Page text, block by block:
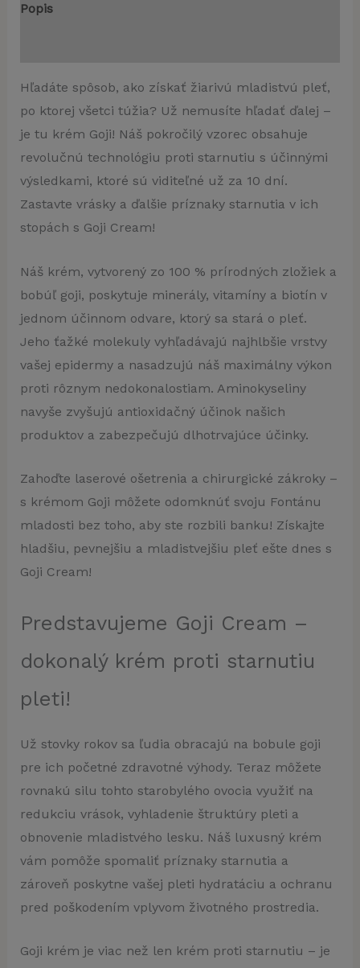
Popis
Hľadáte spôsob, ako získať žiarivú mladistvú pleť,
po ktorej všetci túžia? Už nemusíte hľadať ďalej –
je tu krém Goji! Náš pokročilý vzorec obsahuje
revolučnú technológiu proti starnutiu s účinnými
výsledkami, ktoré sú viditeľné už za 10 dní.
Zastavte vrásky a ďalšie príznaky starnutia v ich
stopách s Goji Cream!
Náš krém, vytvorený zo 100 % prírodných zložiek a
bobúľ goji, poskytuje minerály, vitamíny a biotín v
jednom účinnom odvare, ktorý sa stará o pleť.
Jeho ťažké molekuly vyhľadávajú najhlbšie vrstvy
vašej epidermy a nasadzujú náš maximálny výkon
proti rôznym nedokonalostiam. Aminokyseliny
navyše zvyšujú antioxidačný účinok našich
produktov a zabezpečujú dlhotrvajúce účinky.
Zahoďte laserové ošetrenia a chirurgické zákroky –
s krémom Goji môžete odomknúť svoju Fontánu
mladosti bez toho, aby ste rozbili banku! Získajte
hladšiu, pevnejšiu a mladistvejšiu pleť ešte dnes s
Goji Cream!
Predstavujeme Goji Cream –
dokonalý krém proti starnutiu
pleti!
Už stovky rokov sa ľudia obracajú na bobule goji
pre ich početné zdravotné výhody. Teraz môžete
rovnakú silu tohto starobylého ovocia využiť na
redukciu vrások, vyhladenie štruktúry pleti a
obnovenie mladistvého lesku. Náš luxusný krém
vám pomôže spomaliť príznaky starnutia a
zároveň poskytne vašej pleti hydratáciu a ochranu
pred poškodením vplyvom životného prostredia.
Goji krém je viac než len krém proti starnutiu – je